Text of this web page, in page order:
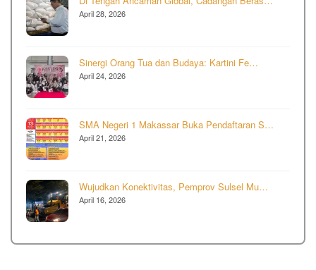
April 28, 2026
Sinergi Orang Tua dan Budaya: Kartini Fe…
April 24, 2026
SMA Negeri 1 Makassar Buka Pendaftaran S…
April 21, 2026
Wujudkan Konektivitas, Pemprov Sulsel Mu…
April 16, 2026